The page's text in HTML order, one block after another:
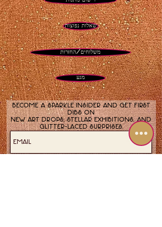
שאלות נפוצות
משלוחים/החזרות
מגע
Become a sparkle insider and get first
dibs on
new art drops, stellar exhibitions, and
glitter-laced surprises.